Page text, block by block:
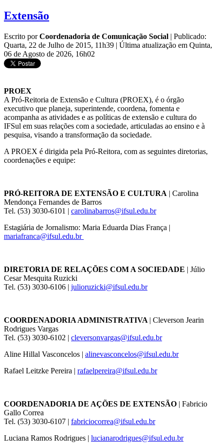
Extensão
Escrito porCoordenadoria de Comunicação Social | Publicado:
Quarta, 22 de Julho de 2015, 11h39 | Última atualização em Quinta,
06 de Agosto de 2026, 16h02
PROEX
A Pró-Reitoria de Extensão e Cultura (PROEX), é o órgão
executivo que planeja, superintende, coordena, fomenta e
acompanha as atividades e as políticas de extensão e cultura do
IFSul em suas relações com a sociedade, articuladas ao ensino e à
pesquisa, visando a transformação da sociedade.
A PROEX é dirigida pela Pró-Reitora, com as seguintes diretorias,
coordenações e equipe:
PRÓ-REITORA DE EXTENSÃO E CULTURA | Carolina
Mendonça Fernandes de Barros
Tel. (53) 3030-6101 | carolinabarros@ifsul.edu.br
Estagiária de Jornalismo: Maria Eduarda Dias França |
mariafranca@ifsul.edu.br
DIRETORIA DE RELAÇÕES COM A SOCIEDADE | Júlio
Cesar Mesquita Ruzicki
Tel. (53) 3030-6106 | julioruzicki@ifsul.edu.br
COORDENADORIA ADMINISTRATIVA | Cleverson Jearin
Rodrigues Vargas
Tel. (53) 3030-6102 | cleversonvargas@ifsul.edu.br
Aline Hillal Vasconcelos | alinevasconcelos@ifsul.edu.br
Rafael Leitzke Pereira | rafaelpereira@ifsul.edu.br
COORDENADORIA DE AÇÕES DE EXTENSÃO | Fabricio
Gallo Correa
Tel. (53) 3030-6107 | fabriciocorrea@ifsul.edu.br
Luciana Ramos Rodrigues | lucianarodrigues@ifsul.edu.br